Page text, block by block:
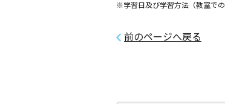
※学習日及び学習方法（教室で
前のページへ戻る